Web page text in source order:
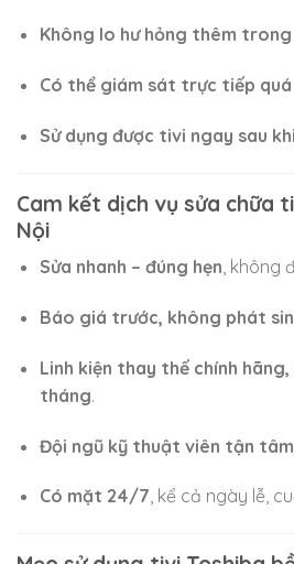
Không lo hư hỏng thêm
Có thể giám sát trực tiếp
Sử dụng được tivi ngay sau
Cam kết dịch vụ sửa chữa
Nội
Sửa nhanh – đúng hẹn, không
Báo giá trước, không phát
Linh kiện thay thế chính hãng,
tháng.
Đội ngũ kỹ thuật viên tận
Có mặt 24/7, kể cả ngày lễ,